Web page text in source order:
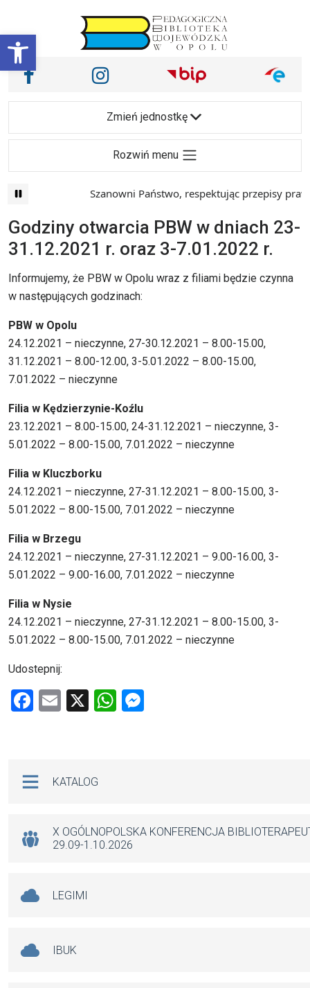
Otwórz pasek narzędzi
Main Navigation
Nasze media społecznościowe i inne
Facebook Instagram
Zmień jednostkę
Rozwiń menu
Szanowni Państwo, respektując przepisy
Godziny otwarcia PBW w dniach 23-
31.12.2021 r. oraz 3-7.01.2022 r.
Informujemy, że PBW w Opolu wraz z filiami będzie czynna
w następujących godzinach:
PBW w Opolu
24.12.2021 – nieczynne, 27-30.12.2021 – 8.00-15.00,
31.12.2021 – 8.00-12.00, 3-5.01.2022 – 8.00-15.00,
7.01.2022 – nieczynne
Filia w Kędzierzynie-Koźlu
23.12.2021 – 8.00-15.00, 24-31.12.2021 – nieczynne, 3-
5.01.2022 – 8.00-15.00, 7.01.2022 – nieczynne
Filia w Kluczborku
24.12.2021 – nieczynne, 27-31.12.2021 – 8.00-15.00, 3-
5.01.2022 – 8.00-15.00, 7.01.2022 – nieczynne
Filia w Brzegu
24.12.2021 – nieczynne, 27-31.12.2021 – 9.00-16.00, 3-
5.01.2022 – 9.00-16.00, 7.01.2022 – nieczynne
Filia w Nysie
24.12.2021 – nieczynne, 27-31.12.2021 – 8.00-15.00, 3-
5.01.2022 – 8.00-15.00, 7.01.2022 – nieczynne
Udostepnij:
F
o
k
E
X
W
p
KATALOG
X OGÓLNOPOLSKA KONFERENCJA
29.09-1.10.2026
LEGIMI
IBUK